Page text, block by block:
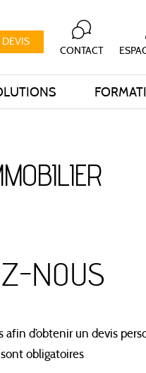
DEVIS
CONTACT
NOUS
afin d’obtenir un devis
sont obligatoires